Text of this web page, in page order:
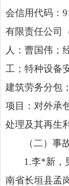
会信用代码：
有限责任公司
人：曹国伟；
工；特种设备
建筑劳务分包
项目：对外承
处理及其再生
（二）事
1.李*新，
南省长垣县孟